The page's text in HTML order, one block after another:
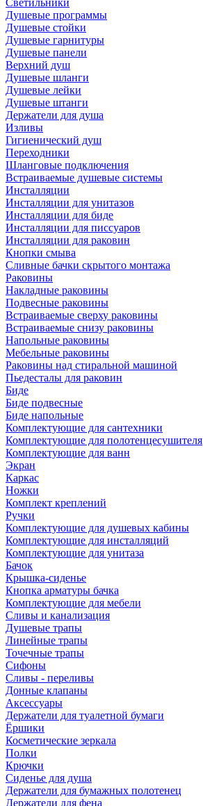
Светильники
Душевые программы
Душевые стойки
Душевые гарнитуры
Душевые панели
Верхний душ
Душевые шланги
Душевые лейки
Душевые штанги
Держатели для душа
Изливы
Гигиенический душ
Переходники
Шланговые подключения
Встраиваемые душевые системы
Инсталляции
Инсталляции для унитазов
Инсталляции для биде
Инсталляции для писсуаров
Инсталляции для раковин
Кнопки смыва
Сливные бачки скрытого монтажа
Раковины
Накладные раковины
Подвесные раковины
Встраиваемые сверху раковины
Встраиваемые снизу раковины
Напольные раковины
Мебельные раковины
Раковины над стиральной машиной
Пьедесталы для раковин
Биде
Биде подвесные
Биде напольные
Комплектующие для сантехники
Комплектующие для полотенцесушителя
Комплектующие для ванн
Экран
Каркас
Ножки
Комплект креплений
Ручки
Комплектующие для душевых кабины
Комплектующие для инсталляций
Комплектующие для унитаза
Бачок
Крышка-сиденье
Кнопка арматуры бачка
Комплектующие для мебели
Сливы и канализация
Душевые трапы
Линейные трапы
Точечные трапы
Сифоны
Сливы - переливы
Донные клапаны
Аксессуары
Держатели для туалетной бумаги
Ёршики
Косметические зеркала
Полки
Крючки
Сиденье для душа
Держатели для бумажных полотенец
Держатели для фена